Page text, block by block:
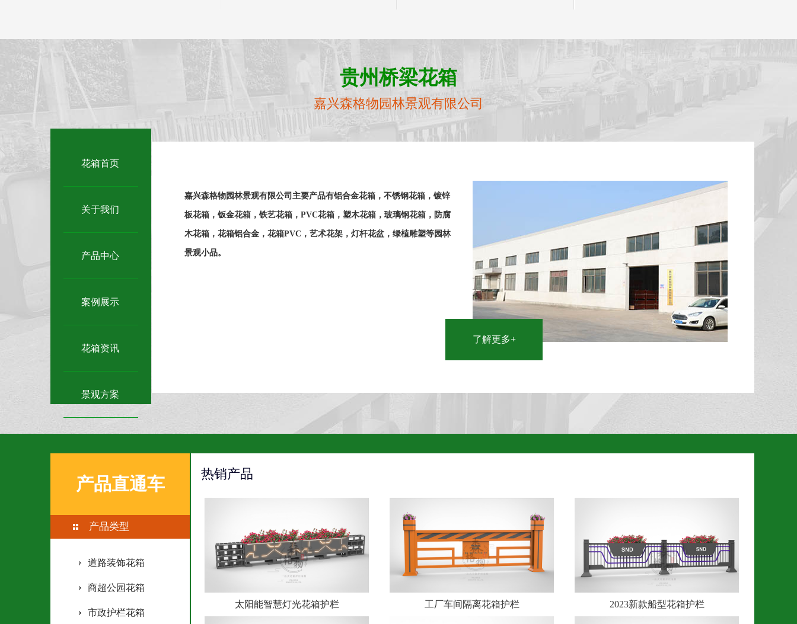
贵州桥梁花箱
嘉兴森格物园林景观有限公司
花箱首页
关于我们
产品中心
案例展示
花箱资讯
景观方案
嘉兴森格物园林景观有限公司主要产品有铝合金花箱，不锈钢花箱，镀锌
板花箱，钣金花箱，铁艺花箱，PVC花箱，塑木花箱，玻璃钢花箱，防腐
木花箱，花箱铝合金，花箱PVC，艺术花架，灯杆花盆，绿植雕塑等园林
景观小品。
了解更多+
产品直通车
产品类型
道路装饰花箱
商超公园花箱
市政护栏花箱
热销产品
太阳能智慧灯光花箱护栏 工厂车间隔离花箱护栏 2023新款船型花箱护栏